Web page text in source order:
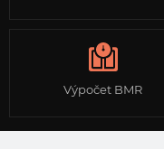
Výpočet BMR